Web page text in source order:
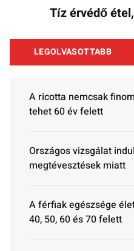
Tíz érvédő
LEGOLVASOTTABB
A ricotta nemcsak
tehet 60 év felett
Országos vizsgálat
megtévesztések miatt
A férfiak egészsége
40, 50, 60 és 70 felett